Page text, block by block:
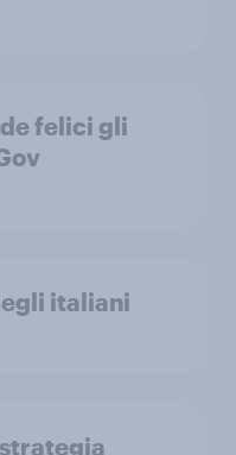
felici gli
italiani